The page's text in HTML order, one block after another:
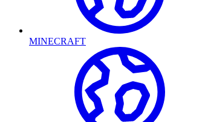
MINECRAFT